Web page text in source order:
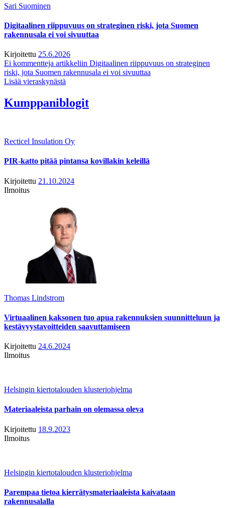
Sari Suominen
Digitaalinen riippuvuus on strateginen riski, jota Suomen
rakennusala ei voi sivuuttaa
Kirjoitettu 25.6.2026
Ei kommentteja artikkeliin Digitaalinen riippuvuus on strateginen
riski, jota Suomen rakennusala ei voi sivuuttaa
Lisää vieraskynästä
Kumppaniblogit
Recticel Insulation Oy
PIR-katto pitää pintansa kovillakin keleillä
Kirjoitettu 21.10.2024
Ilmoitus
Thomas Lindstrom
Virtuaalinen kaksonen tuo apua rakennuksien suunnitteluun ja
kestävyystavoitteiden saavuttamiseen
Kirjoitettu 24.6.2024
Ilmoitus
Helsingin kiertotalouden klusteriohjelma
Materiaaleista parhain on olemassa oleva
Kirjoitettu 18.9.2023
Ilmoitus
Helsingin kiertotalouden klusteriohjelma
Parempaa tietoa kierrätysmateriaaleista kaivataan
rakennusalalla